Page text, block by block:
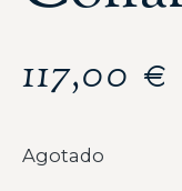
117,00 €
Agotado